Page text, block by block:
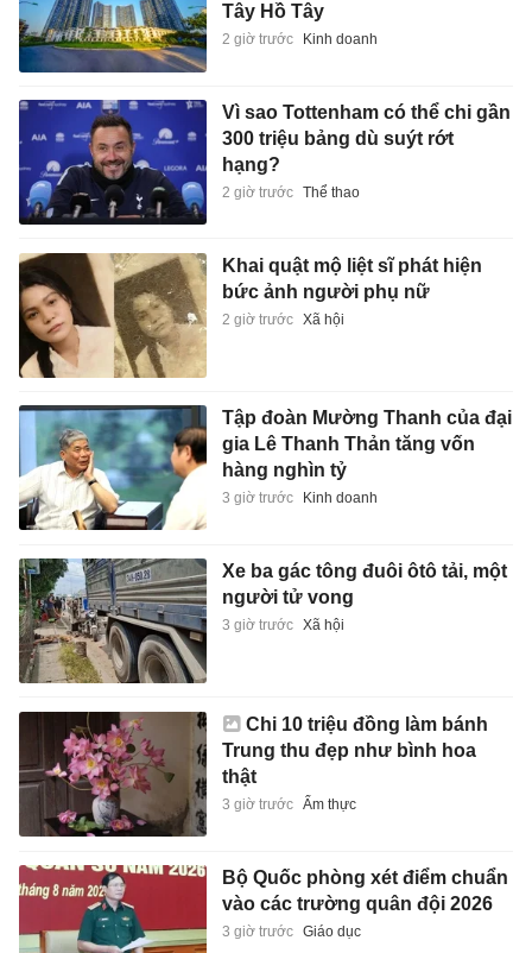
Tây Hồ Tây
2 giờ trước Kinh doanh
Vì sao Tottenham có thể chi gần
300 triệu bảng dù suýt rớt
hạng?
2 giờ trước Thể thao
Khai quật mộ liệt sĩ phát hiện
bức ảnh người phụ nữ
2 giờ trước Xã hội
Tập đoàn Mường Thanh của đại
gia Lê Thanh Thản tăng vốn
hàng nghìn tỷ
3 giờ trước Kinh doanh
Xe ba gác tông đuôi ôtô tải, một
người tử vong
3 giờ trước Xã hội
Chi 10 triệu đồng làm bánh
Trung thu đẹp như bình hoa
thật
3 giờ trước Ẩm thực
Bộ Quốc phòng xét điểm chuẩn
vào các trường quân đội 2026
3 giờ trước Giáo dục